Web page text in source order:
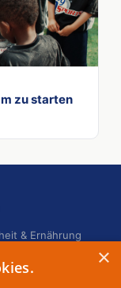
zu starten
& Ernährung
×